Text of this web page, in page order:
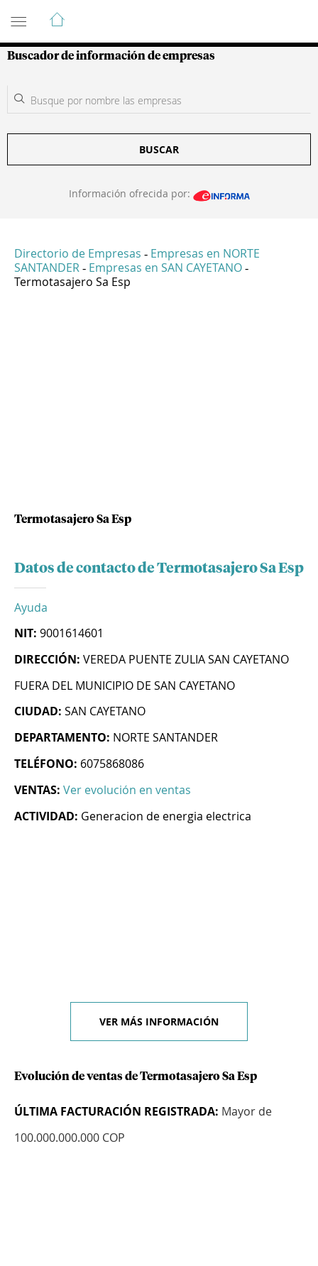
Guía de Empresas Colombianas
Buscador de información de empresas
BUSCAR
Información ofrecida por:
Directorio de Empresas - Empresas en NORTE
SANTANDER - Empresas en SAN CAYETANO -
Termotasajero Sa Esp
Termotasajero Sa Esp
Datos de contacto de Termotasajero Sa Esp
Ayuda
NIT: 9001614601
DIRECCIÓN: VEREDA PUENTE ZULIA SAN CAYETANO
FUERA DEL MUNICIPIO DE SAN CAYETANO
CIUDAD: SAN CAYETANO
DEPARTAMENTO: NORTE SANTANDER
TELÉFONO: 6075868086
VENTAS: Ver evolución en ventas
ACTIVIDAD: Generacion de energia electrica
VER MÁS INFORMACIÓN
Evolución de ventas de Termotasajero Sa Esp
ÚLTIMA FACTURACIÓN REGISTRADA: Mayor de
100.000.000.000 COP